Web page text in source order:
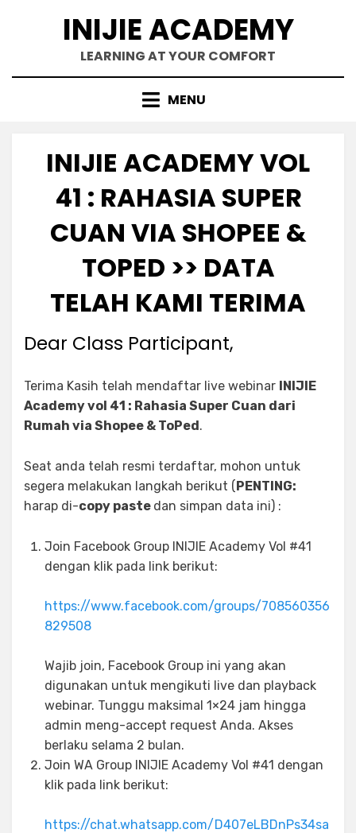
INIJIE ACADEMY
LEARNING AT YOUR COMFORT
MENU
INIJIE ACADEMY VOL
41 : RAHASIA SUPER
CUAN VIA SHOPEE &
TOPED >> DATA
TELAH KAMI TERIMA
Dear Class Participant,
Terima Kasih telah mendaftar live webinar INIJIE
Academy vol 41 : Rahasia Super Cuan dari
Rumah via Shopee & ToPed.
Seat anda telah resmi terdaftar, mohon untuk
segera melakukan langkah berikut (PENTING:
harap di-copy paste dan simpan data ini) :
Join Facebook Group INIJIE Academy Vol #41
dengan klik pada link berikut:
https://www.facebook.com/groups/708560356
829508
Wajib join, Facebook Group ini yang akan
digunakan untuk mengikuti live dan playback
webinar. Tunggu maksimal 1×24 jam hingga
admin meng-accept request Anda. Akses
berlaku selama 2 bulan.
Join WA Group INIJIE Academy Vol #41 dengan
klik pada link berikut:
https://chat.whatsapp.com/D407eLBDnPs34sa